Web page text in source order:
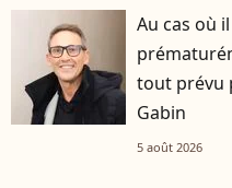
Au cas où
tout prévu
Gabin
5 août 2026